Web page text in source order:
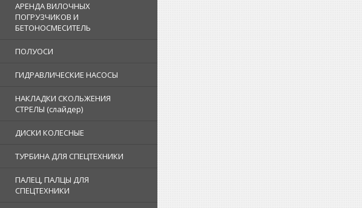
АРЕНДА ВИЛОЧНЫХ
ПОГРУЗЧИКОВ И
БЕТОНОСМЕСИТЕЛЬ
ПОЛУОСИ
ГИДРАВЛИЧЕСКИЕ НАСОСЫ
НАКЛАДКИ СКОЛЬЖЕНИЯ
СТРЕЛЫ (слайдер)
ДИСКИ КОЛЕСНЫЕ
ТУРБИНА ДЛЯ СПЕЦТЕХНИКИ
ПАЛЕЦ, ПАЛЦЫ ДЛЯ
СПЕЦТЕХНИКИ